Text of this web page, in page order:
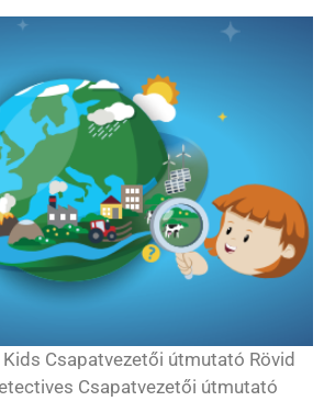
Csapatvezetői útmutató Rövid
Csapatvezetői útmutató